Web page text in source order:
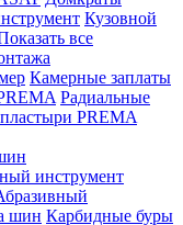
Кузовной
все
Камерные заплаты
Радиальные
PREMA
инструмент
шин Карбидные буры